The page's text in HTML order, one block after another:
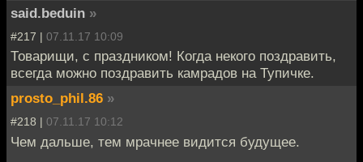
said.beduin »
#217 | 07.11.17 10:09
Товарищи, с праздником! Когда некого поздравить,
всегда можно поздравить камрадов на Тупичке.
prosto_phil.86 »
#218 | 07.11.17 10:12
Чем дальше, тем мрачнее видится будущее.